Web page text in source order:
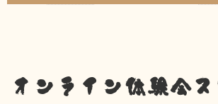
オンライン体験会